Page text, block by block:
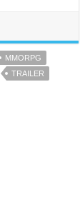
MMORPG
TRAILER